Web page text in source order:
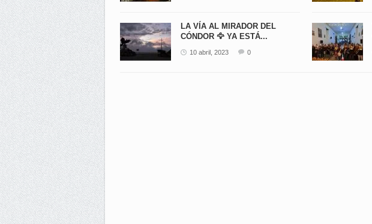
LA VÍA AL MIRADOR DEL
CÓNDOR 🦅 YA ESTÁ...
10 abril, 2023 0